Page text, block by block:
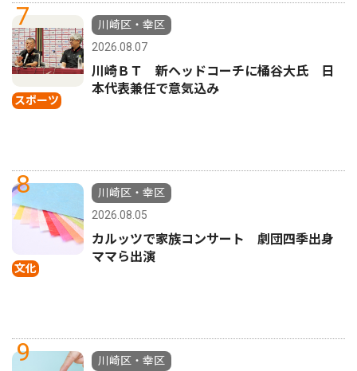
7
スポーツ
川崎区・幸区
2026.08.07
川崎ＢＴ 新ヘッドコーチに桶谷大氏 日
本代表兼任で意気込み
8
文化
川崎区・幸区
2026.08.05
カルッツで家族コンサート 劇団四季出身
ママら出演
9 川崎区・幸区